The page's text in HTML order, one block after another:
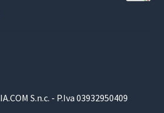
S.n.c. - P.Iva 03932950409